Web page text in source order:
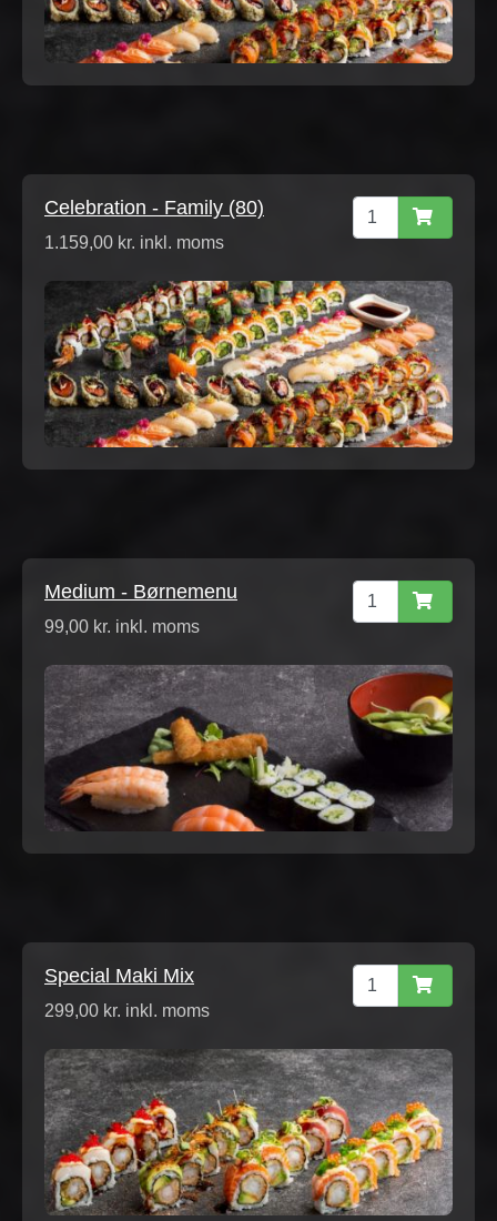
Celebration - Family (80)
1.159,00 kr. inkl. moms
Medium - Børnemenu
99,00 kr. inkl. moms
Special Maki Mix
299,00 kr. inkl. moms